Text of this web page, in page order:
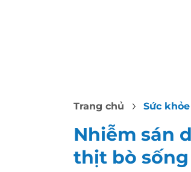
Trang chủ Sức khỏe
Nhiễm sán
thịt bò sống